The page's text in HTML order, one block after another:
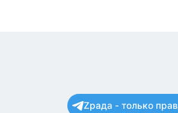
Zрада - только